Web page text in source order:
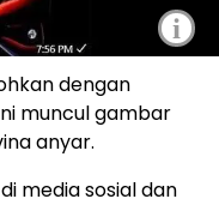
i
dengan
muncul gambar
anyar.
media sosial dan